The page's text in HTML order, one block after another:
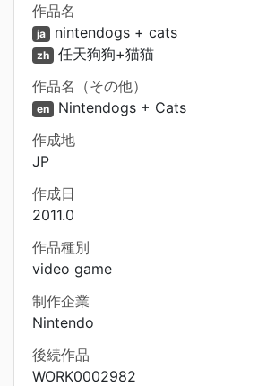
作品名
ja nintendogs + cats
zh 任天狗狗+猫猫
作品名（その他）
en Nintendogs + Cats
作成地
JP
作成日
2011.0
作品種別
video game
制作企業
Nintendo
後続作品
WORK0002982